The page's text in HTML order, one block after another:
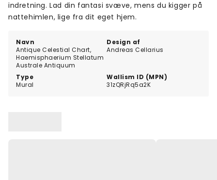
Navn
Antique Celestial Chart,
Haemisphaerium Stellatum
Australe Antiquum
Design af
Andreas Cellarius
Type
Mural
Wallism ID (MPN)
31zQRjRq5a2K
indretning. Lad din fantasi svæve, mens du kigger på
nattehimlen, lige fra dit eget hjem.